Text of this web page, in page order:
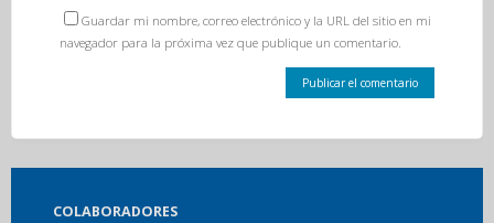
Guardar mi nombre, correo electrónico y la URL del sitio en mi
navegador para la próxima vez que publique un comentario.
COLABORADORES